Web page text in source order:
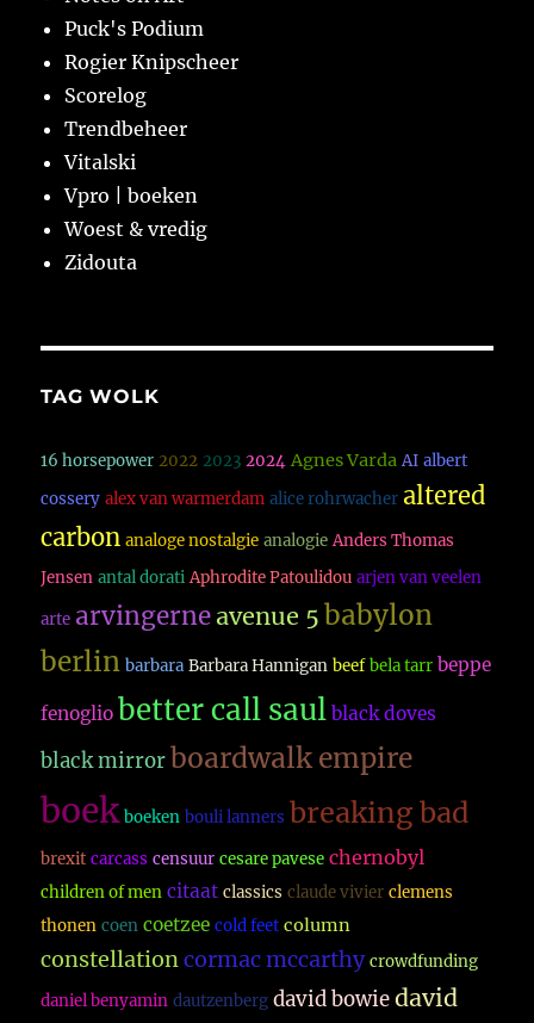
Puck's Podium
Rogier Knipscheer
Scorelog
Trendbeheer
Vitalski
Vpro | boeken
Woest & vredig
Zidouta
TAG WOLK
16 horsepower 2022 2023 2024 Agnes Varda AI albert
cossery alex van warmerdam alice rohrwacher altered
carbon analoge nostalgie analogie Anders Thomas
Jensen antal dorati Aphrodite Patoulidou arjen van veelen
arte arvingerne avenue 5 babylon
berlin barbara Barbara Hannigan beef bela tarr beppe
fenoglio better call saul black doves
black mirror boardwalk empire
boek boeken bouli lanners breaking bad
brexit carcass censuur cesare pavese chernobyl
children of men citaat classics claude vivier clemens
thonen coen coetzee cold feet column
constellationcormac mccarthy crowdfunding
daniel benyamin dautzenberg david bowie david